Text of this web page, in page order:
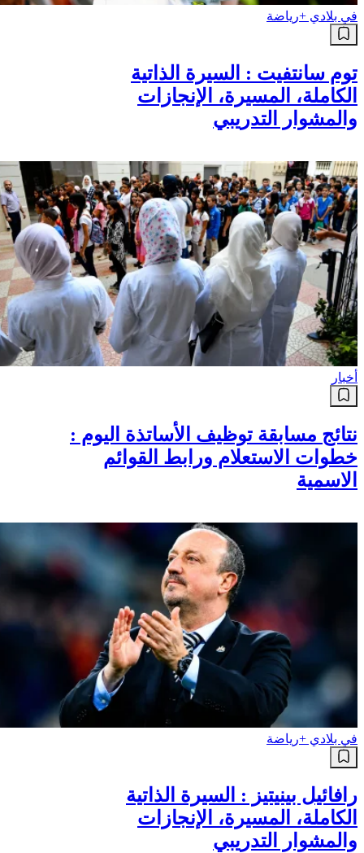
في بلادي +رياضة
توم سانتفيت : السيرة الذاتية
الكاملة، المسيرة، الإنجازات
والمشوار التدريبي
أخبار
نتائج مسابقة توظيف الأساتذة اليوم :
خطوات الاستعلام ورابط القوائم
الاسمية
في بلادي +رياضة
رافائيل بينيتيز : السيرة الذاتية
الكاملة، المسيرة، الإنجازات
والمشوار التدريبي